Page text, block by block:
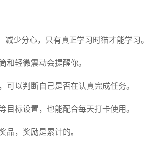
少分心，只有真正学习时猫才能学习。
和轻微震动会提醒你。
以判断自己是否在认真完成任务。
标设置，也能配合每天打卡使用。
品，奖励是累计的。